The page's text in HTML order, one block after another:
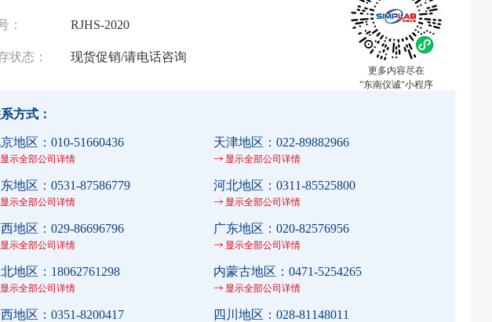
更多内容尽在
“东南仪诚“小程序
： RJHS-2020
状态： 现货促销/请电话咨询
方式：
地区： 010-51660436
示全部公司详情
天津地区：022-89882966
显示全部公司详情
地区： 0531-87586779
示全部公司详情
河北地区：0311-85525800
显示全部公司详情
地区： 029-86696796
示全部公司详情
广东地区：020-82576956
显示全部公司详情
地区： 18062761298
示全部公司详情
内蒙古地区：0471-5254265
显示全部公司详情
地区： 0351-8200417 四川地区：028-81148011